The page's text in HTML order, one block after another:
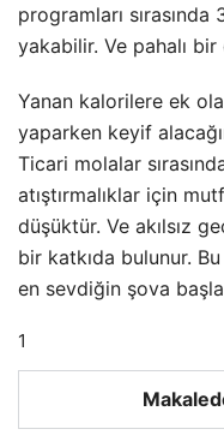
programları sırasında
yakabilir. Ve pahalı bir
Yanan kalorilere ek
yaparken keyif
Ticari molalar
atıştırmalıklar için
düşüktür. Ve akılsız
bir katkıda bulunur.
en sevdiğin şova
1